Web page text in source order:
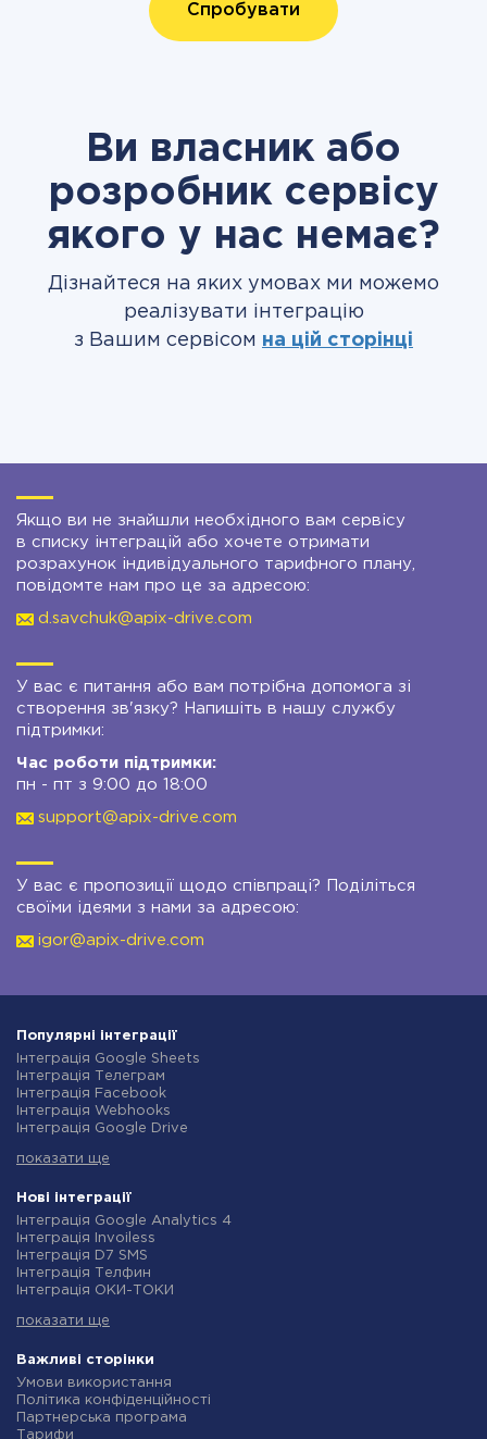
Спробувати
Ви власник або
розробник сервісу
якого у нас немає?
Дізнайтеся на яких умовах ми можемо
реалізувати інтеграцію
з Вашим сервісом на цій сторінці
Якщо ви не знайшли необхідного вам сервісу
в списку інтеграцій або хочете отримати
розрахунок індивідуального тарифного плану,
повідомте нам про це за адресою:
d.savchuk@apix-drive.com
У вас є питання або вам потрібна допомога зі
створення зв'язку? Напишіть в нашу службу
підтримки:
Час роботи підтримки:
пн - пт з 9:00 до 18:00
support@apix-drive.com
У вас є пропозиції щодо співпраці? Поділіться
своїми ідеями з нами за адресою:
igor@apix-drive.com
Популярні інтеграції
Інтеграція Google Sheets
Інтеграція Телеграм
Інтеграція Facebook
Інтеграція Webhooks
Інтеграція Google Drive
Інтеграція Gmail
Інтеграція Rozetka
Інтеграція OpenAI (ChatGPT)
Інтеграція Binotel
Інтеграція Prom
Інтеграція Приват24
Інтеграція OLX
Інтеграція SendPulse
Інтеграція Stream Telecom
Інтеграція Google Analytics
Інтеграція Creatio
Інтеграція Ringostat
показати ще
Нові інтеграції
Інтеграція Google Analytics 4
Інтеграція Invoiless
Інтеграція D7 SMS
Інтеграція Телфин
Інтеграція ОКИ-ТОКИ
Інтеграція Microsoft Dynamics 365
Інтеграція TxtSync
Інтеграція Wire2Air
Інтеграція Corezoid
Інтеграція Infobip
Інтеграція Instasent
показати ще
Важливі сторінки
Умови використання
Політика конфіденційності
Партнерська програма
Тарифи